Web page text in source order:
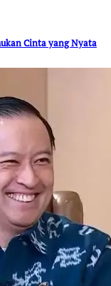
Cinta yang Nyata